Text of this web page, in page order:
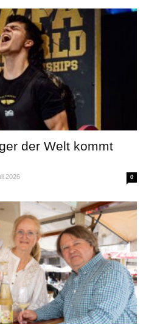
der Welt kommt
2026 0